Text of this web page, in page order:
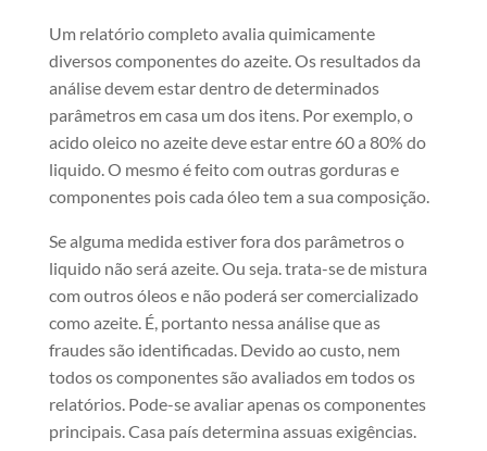
Um relatório completo avalia quimicamente
diversos componentes do azeite. Os resultados da
análise devem estar dentro de determinados
parâmetros em casa um dos itens. Por exemplo, o
acido oleico no azeite deve estar entre 60 a 80% do
liquido. O mesmo é feito com outras gorduras e
componentes pois cada óleo tem a sua composição.
Se alguma medida estiver fora dos parâmetros o
liquido não será azeite. Ou seja. trata-se de mistura
com outros óleos e não poderá ser comercializado
como azeite. É, portanto nessa análise que as
fraudes são identificadas. Devido ao custo, nem
todos os componentes são avaliados em todos os
relatórios. Pode-se avaliar apenas os componentes
principais. Casa país determina assuas exigências.